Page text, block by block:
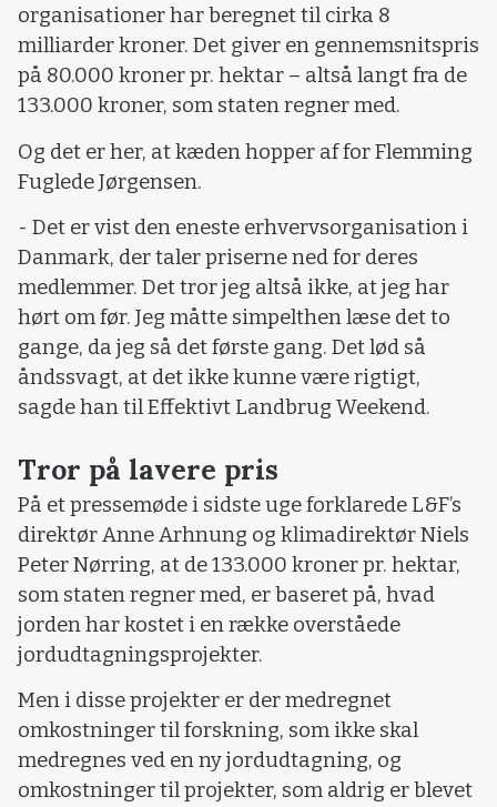
organisationer har beregnet til cirka 8
milliarder kroner. Det giver en gennemsnitspris
på 80.000 kroner pr. hektar – altså langt fra de
133.000 kroner, som staten regner med.
Og det er her, at kæden hopper af for Flemming
Fuglede Jørgensen.
- Det er vist den eneste erhvervsorganisation i
Danmark, der taler priserne ned for deres
medlemmer. Det tror jeg altså ikke, at jeg har
hørt om før. Jeg måtte simpelthen læse det to
gange, da jeg så det første gang. Det lød så
åndssvagt, at det ikke kunne være rigtigt,
sagde han til Effektivt Landbrug Weekend.
Tror på lavere pris
På et pressemøde i sidste uge forklarede L&F’s
direktør Anne Arhnung og klimadirektør Niels
Peter Nørring, at de 133.000 kroner pr. hektar,
som staten regner med, er baseret på, hvad
jorden har kostet i en række overståede
jordudtagningsprojekter.
Men i disse projekter er der medregnet
omkostninger til forskning, som ikke skal
medregnes ved en ny jordudtagning, og
omkostninger til projekter, som aldrig er blevet